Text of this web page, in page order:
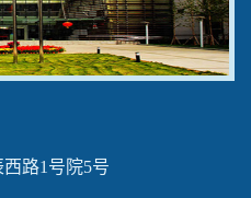
Video
路1号院5号